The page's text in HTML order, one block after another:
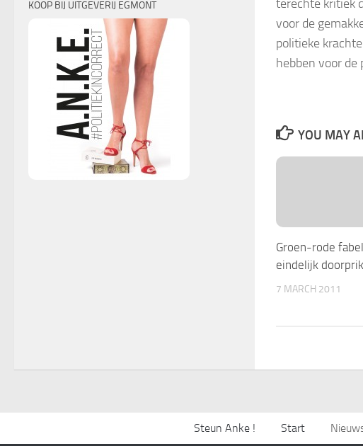
terechte kritiek
voor de
politieke
hebben voor de
YOU MAY
Groen-rode
eindelijk
7 MARCH 2011
KOOP BIJ UITGEVERIJ EGMONT
Steun Anke ! Start